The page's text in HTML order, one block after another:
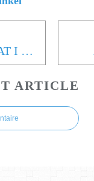
GIANT ROOKS - WHAT I KNOW IS ALL QUICKSAND
ARTICLE